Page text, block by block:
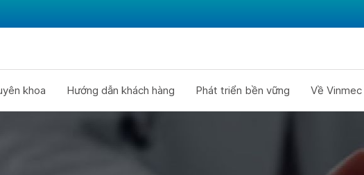
khoa Hướng dẫn khách hàng Phát triển bền vững Về Vinmec